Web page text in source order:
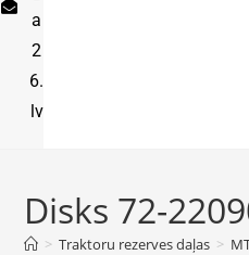
a
2
6.
lv
Disks 72-
> Traktoru rezerves daļas >